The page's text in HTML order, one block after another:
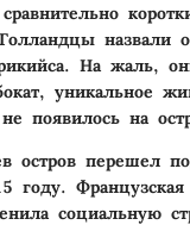
назвали
На жаль,
уникальное
появилось на
остров перешел
году. Французская
социальную